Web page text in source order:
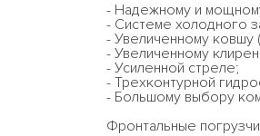
- Надежному и
- Системе холодного
- Увеличенному ковшу
- Увеличенному
- Усиленной стреле;
- Трехконтурной
- Большому выбору
Фронтальные